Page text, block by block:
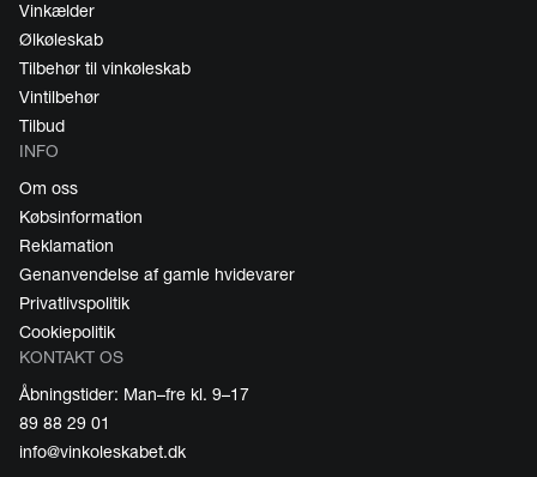
Vinkælder
Ølkøleskab
Tilbehør til vinkøleskab
Vintilbehør
Tilbud
INFO
Om oss
Købsinformation
Reklamation
Genanvendelse af gamle hvidevarer
Privatlivspolitik
Cookiepolitik
KONTAKT OS
Åbningstider: Man–fre kl. 9–17
89 88 29 01
info@vinkoleskabet.dk